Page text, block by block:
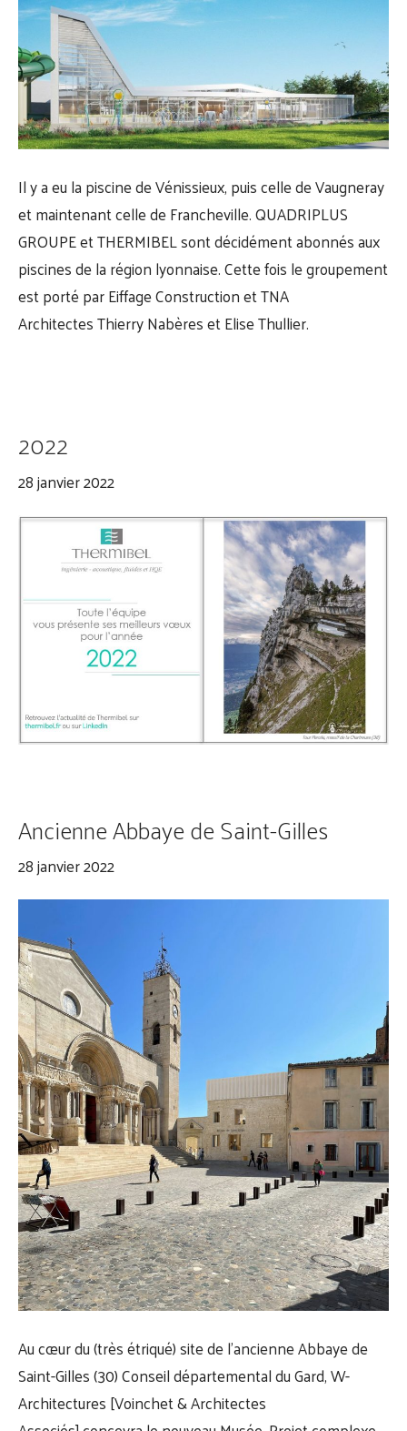
Il y a eu la piscine de Vénissieux, puis celle de Vaugneray
et maintenant celle de Francheville.QUADRIPLUS
GROUPEetTHERMIBELsont décidément abonnés aux
piscines de la région lyonnaise. Cette fois le groupement
est porté parEiffage Constructionet TNA
ArchitectesThierry NabèresetElise Thullier.
2022
28 janvier 2022
Ancienne Abbaye de Saint-Gilles
28 janvier 2022
Au cœur du (très étriqué) site de l’ancienne Abbaye de
Saint-Gilles (30)Conseil départemental du Gard,W-
Architectures [Voinchet & Architectes